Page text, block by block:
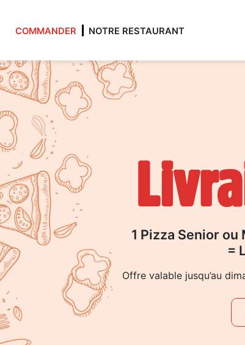
Accueil
Allergènes
Charte Qualité
C.G.V
Contact
Mentions Légales
Mobile
Programme De Fidélité
COMMANDER NOTRE RESTAURANT
1 Pizza Senior ou
=
Offre valable jusqu’au